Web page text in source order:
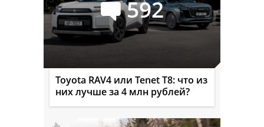
592
Toyota RAV4 или Tenet T8: что из
них лучше за 4 млн рублей?